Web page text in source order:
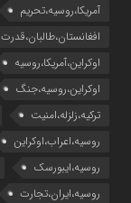
آمریکا،روسیه،تحریم
افغانستان،طالبان،قدرت
اوکراین،آمریکا،روسیه
اوکراین،روسیه،جنگ
ترکیه،زلزله،امنیت
روسیه،اعراب،اوکراین
روسیه،ایبورسک
روسیه،ایران،تجارت